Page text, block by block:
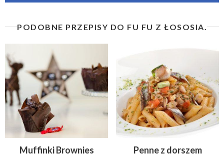
PODOBNE PRZEPISY DO FU FU Z ŁOSOSIA.
Muffinki Brownies Penne z dorszem